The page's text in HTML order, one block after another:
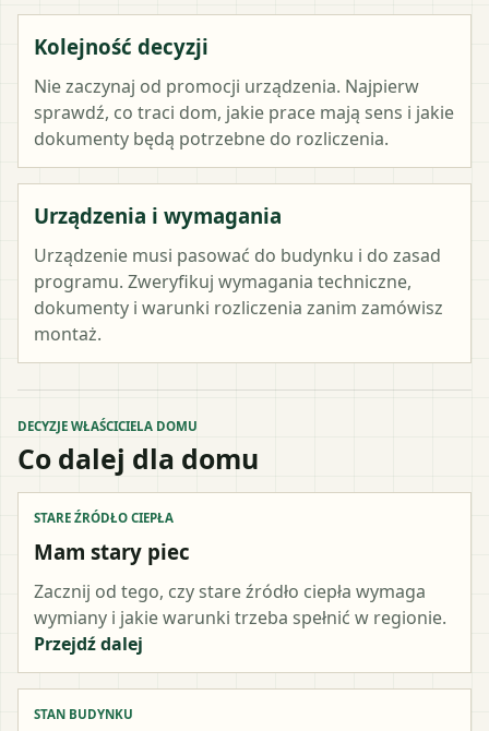
Kolejność decyzji
Nie zaczynaj od promocji urządzenia. Najpierw
sprawdź, co traci dom, jakie prace mają sens i jakie
dokumenty będą potrzebne do rozliczenia.
Urządzenia i wymagania
Urządzenie musi pasować do budynku i do zasad
programu. Zweryfikuj wymagania techniczne,
dokumenty i warunki rozliczenia zanim zamówisz
montaż.
DECYZJE WŁAŚCICIELA DOMU
Co dalej dla domu
STARE ŹRÓDŁO CIEPŁA
Mam stary piec
Zacznij od tego, czy stare źródło ciepła wymaga
wymiany i jakie warunki trzeba spełnić w regionie.
Przejdź dalej
STAN BUDYNKU